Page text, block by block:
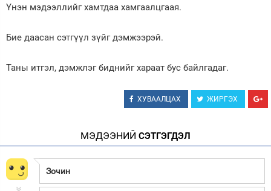
Үнэн мэдээллийг хамтдаа хамгаалцгаая.
Бие даасан сэтгүүл зүйг дэмжээрэй.
Таны итгэл, дэмжлэг биднийг хараат бус байлгадаг.
ХУВААЛЦАХ ЖИРГЭХ
МЭДЭЭНИЙ СЭТГЭГДЭЛ